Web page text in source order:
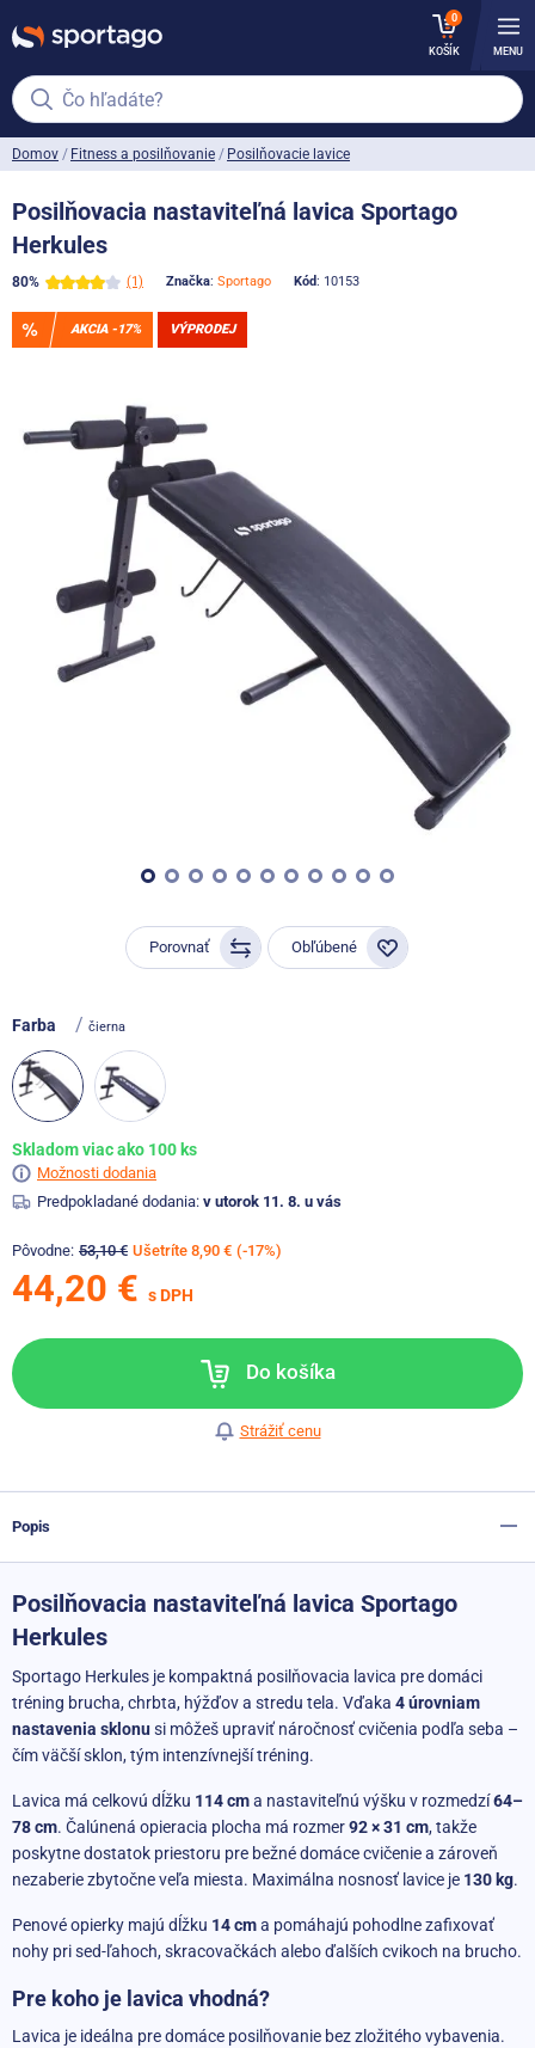
0
KOŠÍK MENU
Čo hľadáte?
Domov Fitness a posilňovanie Posilňovacie lavice
80% (1) Značka: Sportago Kód: 10153
Posilňovacia nastaviteľná lavica Sportago
Herkules
Farba / čierna
Skladom viac ako 100 ks
Možnosti dodania
Predpokladané dodania: v utorok 11. 8. u vás
Pôvodne: 53,10 € Ušetríte 8,90 € (-17%)
44,20 € s DPH
Do košíka
Strážiť cenu
AKCIA -17% VÝPRODEJ
Porovnať Obľúbené
Popis
Posilňovacia nastaviteľná lavica Sportago
Herkules
Sportago Herkules je kompaktná posilňovacia lavica pre domáci
tréning brucha, chrbta, hýžďov a stredu tela. Vďaka 4 úrovniam
nastavenia sklonusi môžeš upraviť náročnosť cvičenia podľa seba –
čím väčší sklon, tým intenzívnejší tréning.
Lavica má celkovú dĺžku 114 cma nastaviteľnú výšku v rozmedzí64–
78 cm. Čalúnená opieracia plocha má rozmer92 × 31 cm, takže
poskytne dostatok priestoru pre bežné domáce cvičenie a zároveň
nezaberie zbytočne veľa miesta. Maximálna nosnosť lavice je 130 kg.
Penové opierky majú dĺžku 14 cma pomáhajú pohodlne zafixovať
nohy pri sed-ľahoch, skracovačkách alebo ďalších cvikoch na brucho.
Pre koho je lavica vhodná?
Lavica je ideálna pre domáce posilňovanie bez zložitého vybavenia.